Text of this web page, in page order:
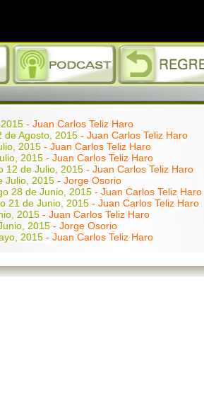
- Juan Carlos Teliz Haro
de Agosto, 2015 - Juan Carlos Teliz Haro
2015 - Juan Carlos Teliz Haro
2015 - Juan Carlos Teliz Haro
12 de Julio, 2015 - Juan Carlos Teliz Haro
Julio, 2015 - Jorge Osorio
28 de Junio, 2015 - Juan Carlos Teliz Haro
21 de Junio, 2015 - Juan Carlos Teliz Haro
2015 - Juan Carlos Teliz Haro
2015 - Jorge Osorio
2015 - Juan Carlos Teliz Haro
Mayo, 2015- Jorge Osorio